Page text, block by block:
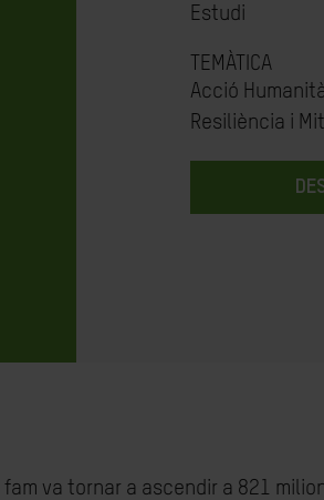
Estudi
TEMÀTICA
Acció
Resiliència i
va tornar a ascendir a 821